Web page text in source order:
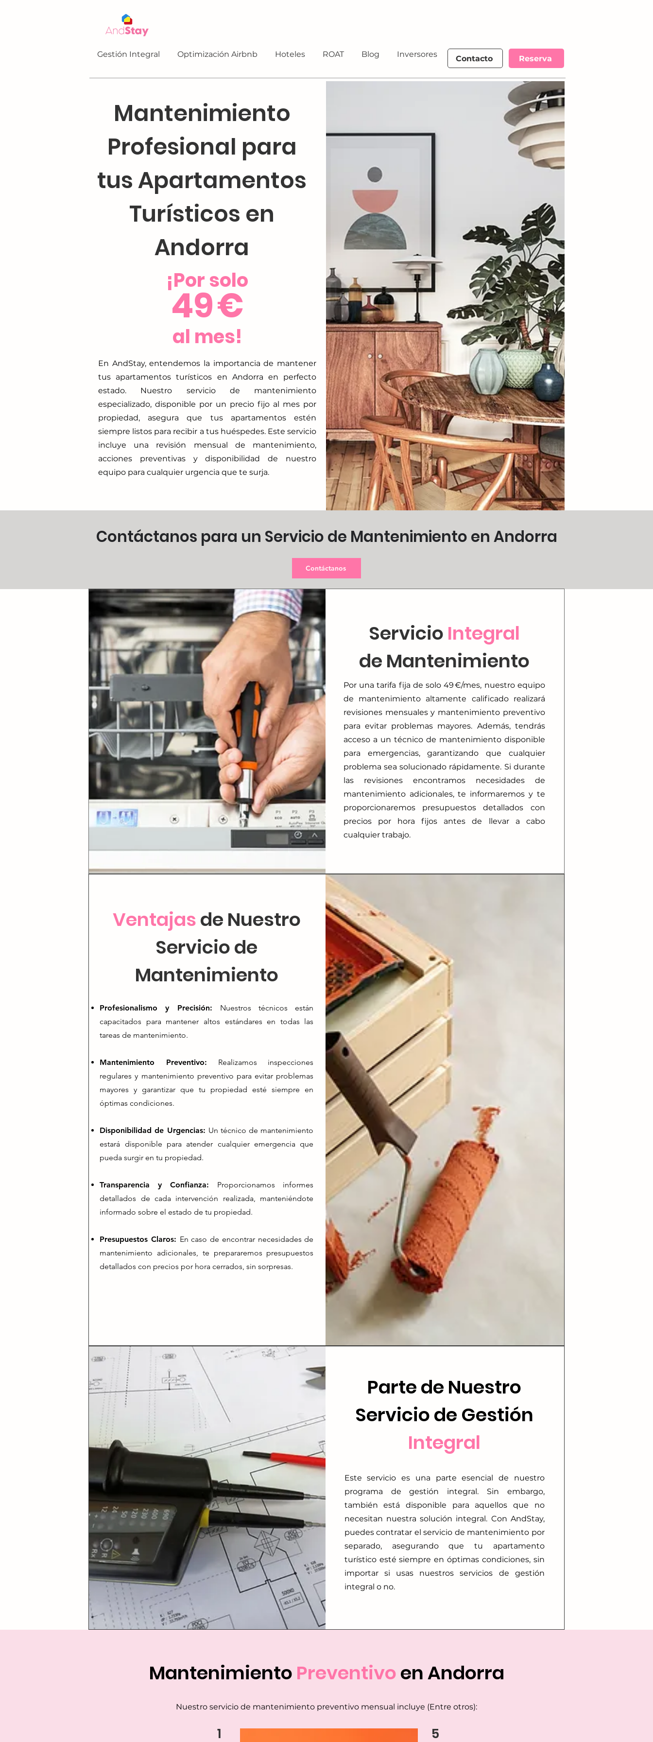
Gestión Integral Optimización Airbnb Hoteles ROAT Blog Inversores More
Contacto Reserva
Mantenimiento
Profesional para
tus Apartamentos
Turísticos en
Andorra
¡Por solo
49 €
al mes!
En AndStay, entendemos la importancia de mantener
tus apartamentos turísticos en Andorra en perfecto
estado. Nuestro servicio de mantenimiento
especializado, disponible por un precio fijo al mes por
propiedad, asegura que tus apartamentos estén
siempre listos para recibir a tus huéspedes. Este servicio
incluye una revisión mensual de mantenimiento,
acciones preventivas y disponibilidad de nuestro
equipo para cualquier urgencia que te surja.
Contáctanos para un Servicio de Mantenimiento en Andorra
Contáctanos
Servicio Integral
de Mantenimiento
Por una tarifa fija de solo 49 €/mes, nuestro equipo
de mantenimiento altamente calificado realizará
revisiones mensuales y mantenimiento preventivo
para evitar problemas mayores. Además, tendrás
acceso a un técnico de mantenimiento disponible
para emergencias, garantizando que cualquier
problema sea solucionado rápidamente. Si durante
las revisiones encontramos necesidades de
mantenimiento adicionales, te informaremos y te
proporcionaremos presupuestos detallados con
precios por hora fijos antes de llevar a cabo
cualquier trabajo.
Ventajasde Nuestro
Servicio de
Mantenimiento
Profesionalismo y Precisión: Nuestros técnicos están
capacitados para mantener altos estándares en todas las
tareas de mantenimiento.
Mantenimiento Preventivo: Realizamos inspecciones
regulares y mantenimiento preventivo para evitar problemas
mayores y garantizar que tu propiedad esté siempre en
óptimas condiciones.
Disponibilidad de Urgencias: Un técnico de mantenimiento
estará disponible para atender cualquier emergencia que
pueda surgir en tu propiedad.
Transparencia y Confianza: Proporcionamos informes
detallados de cada intervención realizada, manteniéndote
informado sobre el estado de tu propiedad.
Presupuestos Claros: En caso de encontrar necesidades de
mantenimiento adicionales, te prepararemos presupuestos
detallados con precios por hora cerrados, sin sorpresas.
Parte de Nuestro
Servicio de Gestión
Integral
Este servicio es una parte esencial de nuestro
programa de gestión integral. Sin embargo,
también está disponible para aquellos que no
necesitan nuestra solución integral. Con AndStay,
puedes contratar el servicio de mantenimiento por
separado, asegurando que tu apartamento
turístico esté siempre en óptimas condiciones, sin
importar si usas nuestros servicios de gestión
integral o no.
Mantenimiento Preventivoen Andorra
Nuestro servicio de mantenimiento preventivo mensual incluye (Entre otros):
1 5